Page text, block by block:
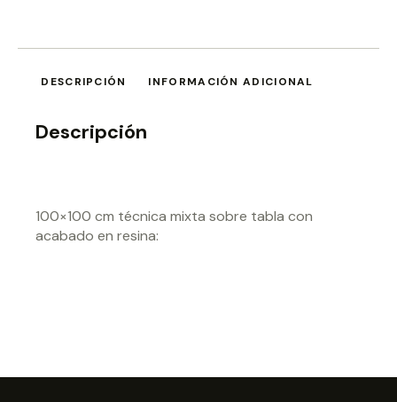
DESCRIPCIÓN INFORMACIÓN ADICIONAL
Descripción
100×100 cm técnica mixta sobre tabla con
acabado en resina: